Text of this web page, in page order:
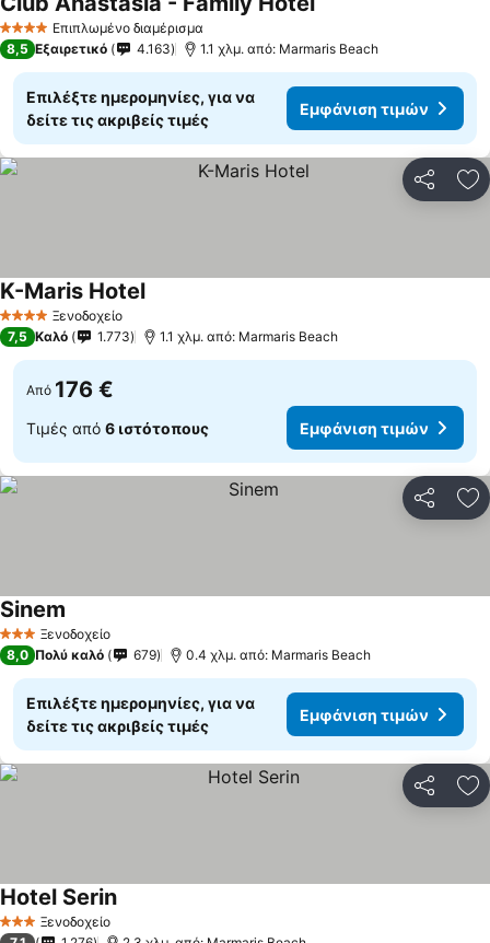
4 ΑστέριαΕπιπλωμένο διαμέρισμα
8,5 Εξαιρετικό 4.163 1.1 χλμ. από: Marmaris Beach
Επιλέξτε ημερομηνίες, για να
δείτε τις ακριβείς τιμές
Εμφάνιση τιμών
4 ΑστέριαΞενοδοχείο
K-Maris Hotel
7,5 Καλό 1.773 1.1 χλμ. από: Marmaris Beach
Από 176 €
Τιμές από 6 ιστότοπους Εμφάνιση τιμών
3 ΑστέριαΞενοδοχείο
Sinem
8,0 Πολύ καλό 679 0.4 χλμ. από: Marmaris Beach
Επιλέξτε ημερομηνίες, για να
δείτε τις ακριβείς τιμές
Εμφάνιση τιμών
3 ΑστέριαΞενοδοχείο
Hotel Serin